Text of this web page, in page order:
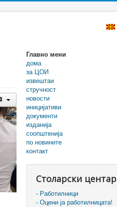
Главно мени
дома
за ЦОИ
извештаи
стручност
новости
иницијативи
документи
изданија
соопштенија
по новините
контакт
Столарски центар
- Работилници
- Оцени ја работилницата!